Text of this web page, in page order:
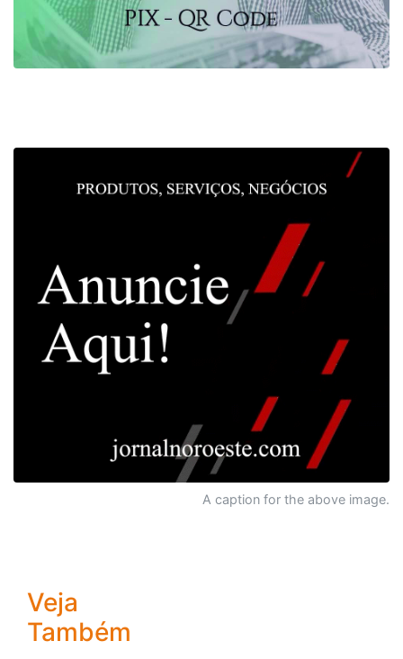
A caption for the above image.
Veja
Também